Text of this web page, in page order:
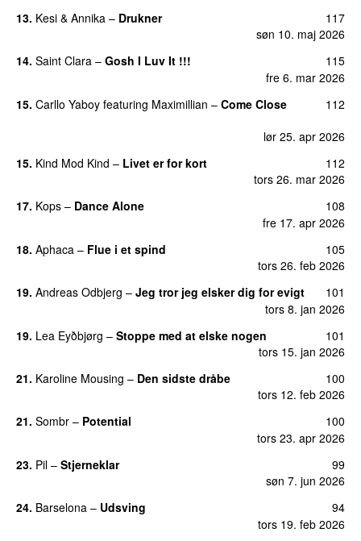
13. Kesi & Annika – Drukner
søn 10. maj 2026
117
14. Saint Clara – Gosh I Luv It !!!
fre 6. mar 2026
115
15. Carllo Yaboy featuring Maximillian – Come Close
lør 25. apr 2026
112
15. Kind Mod Kind – Livet er for kort
tors 26. mar 2026
112
17. Kops – Dance Alone
fre 17. apr 2026
108
18. Aphaca – Flue i et spind
tors 26. feb 2026
105
19. Andreas Odbjerg – Jeg tror jeg elsker dig for evigt
tors 8. jan 2026
101
19. Lea Eyðbjørg – Stoppe med at elske nogen
tors 15. jan 2026
101
21. Karoline Mousing – Den sidste dråbe
tors 12. feb 2026
100
21. Sombr – Potential
tors 23. apr 2026
100
23. Pil – Stjerneklar
søn 7. jun 2026
99
24. Barselona – Udsving
tors 19. feb 2026
94